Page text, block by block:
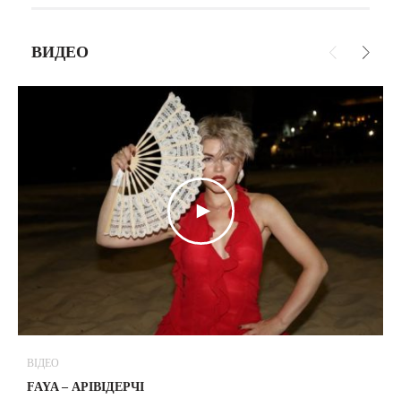
ВИДЕО
ВІДЕО
FAYA – АРІВІДЕРЧІ